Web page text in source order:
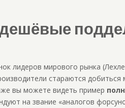
лидеров мирового рынка
стараются
вы можете видеть пример
на звание «аналогов